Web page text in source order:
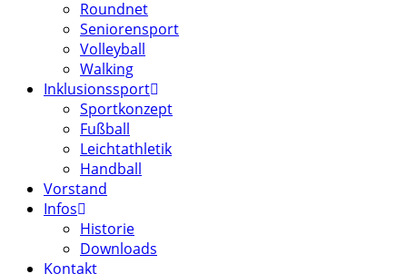
Roundnet
Seniorensport
Volleyball
Walking
Inklusionssport
Sportkonzept
Fußball
Leichtathletik
Handball
Vorstand
Infos
Historie
Downloads
Kontakt